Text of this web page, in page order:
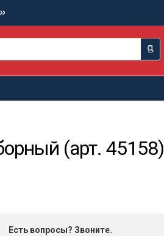
(арт. 45158)
Есть вопросы? Звоните.